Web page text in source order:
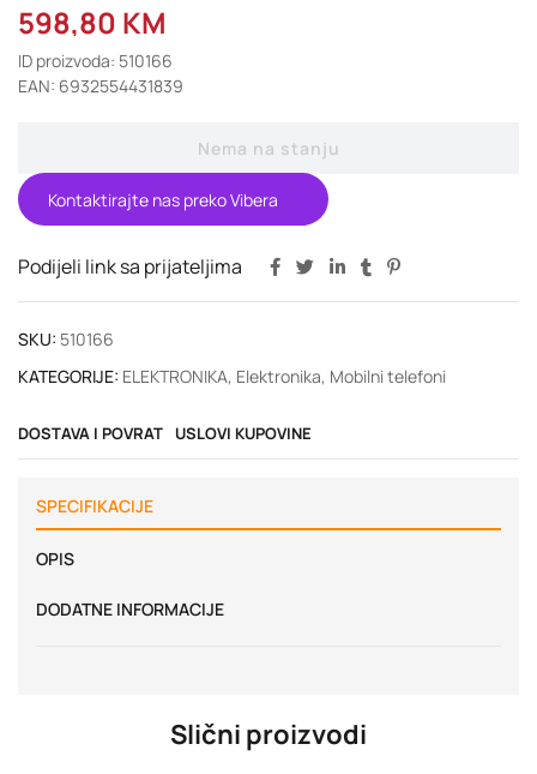
598,80 KM
ID proizvoda: 510166
EAN: 6932554431839
Nema na stanju
Kontaktirajte nas preko Vibera
Podijeli link sa prijateljima
SKU: 510166
KATEGORIJE: ELEKTRONIKA, Elektronika, Mobilni telefoni
DOSTAVA I POVRAT USLOVI KUPOVINE
SPECIFIKACIJE
OPIS
DODATNE INFORMACIJE
Slični proizvodi